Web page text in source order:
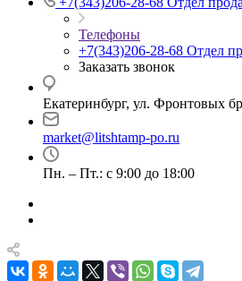
Телефоны
+7(343)206-28-68 Отдел
Заказать звонок
Екатеринбург, ул. Фронтовых
market@litshtamp-po.ru
Пн. – Пт.: с 9:00 до 18:00